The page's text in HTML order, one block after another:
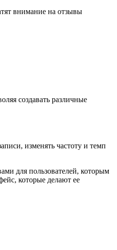
внимание на отзывы
создавать различные
изменять частоту и темп
для пользователей, которым
которые делают ее